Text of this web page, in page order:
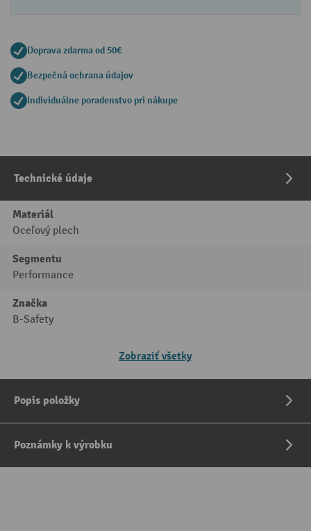
Doprava zdarma od 50€
Bezpečná ochrana údajov
Individuálne poradenstvo pri nákupe
Technické údaje
Materiál
Oceľový plech
Segmentu
Performance
Značka
B-Safety
Zobraziť všetky
Popis položky
Poznámky k výrobku